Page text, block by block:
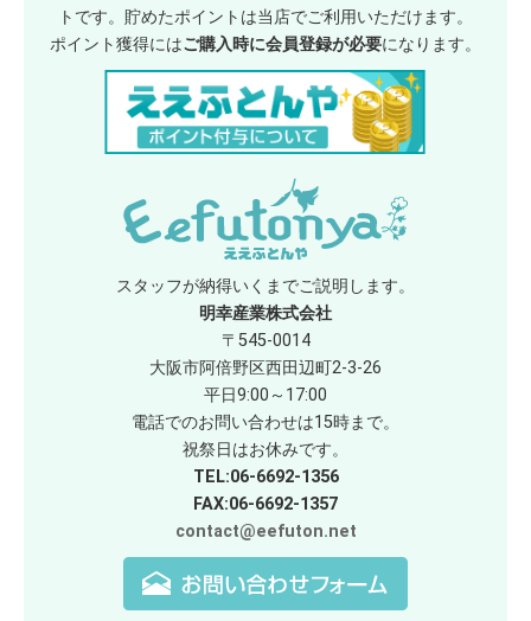
トです。貯めたポイントは当店でご利用いただけます。
ポイント獲得にはご購入時に会員登録が必要になります。
スタッフが納得いくまでご説明します。
明幸産業株式会社
〒545-0014
大阪市阿倍野区西田辺町2-3-26
平日9:00～17:00
電話でのお問い合わせは15時まで。
祝祭日はお休みです。
TEL:06-6692-1356
FAX:06-6692-1357
contact@eefuton.net